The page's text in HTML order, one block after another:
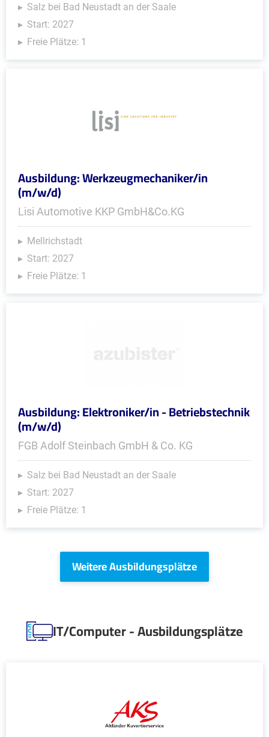
Salz bei Bad Neustadt an der Saale
Start: 2027
Freie Plätze: 1
Ausbildung: Werkzeugmechaniker/in
(m/w/d)
Lisi Automotive KKP GmbH&Co.KG
Mellrichstadt
Start: 2027
Freie Plätze: 1
Ausbildung: Elektroniker/in - Betriebstechnik
(m/w/d)
FGB Adolf Steinbach GmbH & Co. KG
Salz bei Bad Neustadt an der Saale
Start: 2027
Freie Plätze: 1
Weitere Ausbildungsplätze
IT/Computer - Ausbildungsplätze